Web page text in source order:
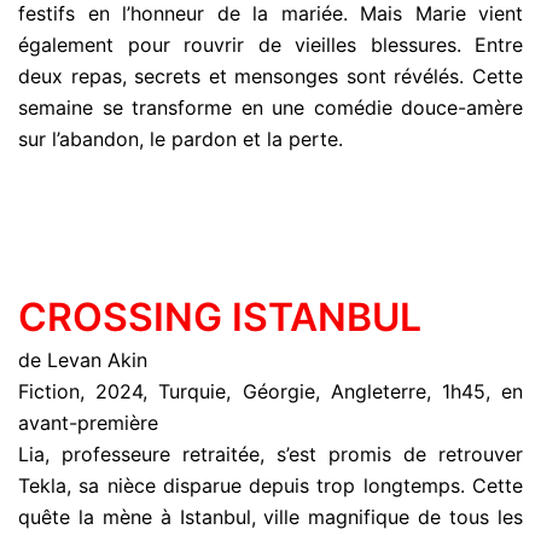
festifs en l’honneur de la mariée. Mais Marie vient
également pour rouvrir de vieilles blessures. Entre
deux repas, secrets et mensonges sont révélés. Cette
semaine se transforme en une comédie douce-amère
sur l’abandon, le pardon et la perte.
CROSSING ISTANBUL
de Levan Akin
Fiction, 2024, Turquie, Géorgie, Angleterre, 1h45, en
avant-première
Lia, professeure retraitée, s’est promis de retrouver
Tekla, sa nièce disparue depuis trop longtemps. Cette
quête la mène à Istanbul, ville magnifique de tous les